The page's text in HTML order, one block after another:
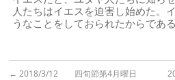
人たちはイエスを迫害し始めた。
うなことをしておられたからである
← 2018/3/12 四旬節第4月曜日